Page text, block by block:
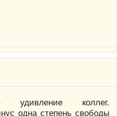
удивление коллег.
одна степень свободы